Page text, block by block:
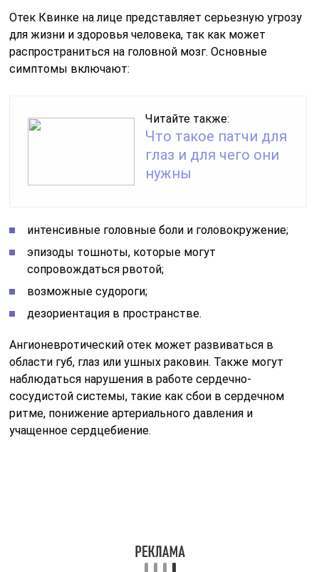
интенсивные головные боли и головокружение;
эпизоды тошноты, которые могут
сопровождаться рвотой;
Ангионевротический отек может развиваться в
области губ, глаз или ушных раковин. Также могут
наблюдаться нарушения в работе сердечно-
сосудистой системы, такие как сбои в сердечном